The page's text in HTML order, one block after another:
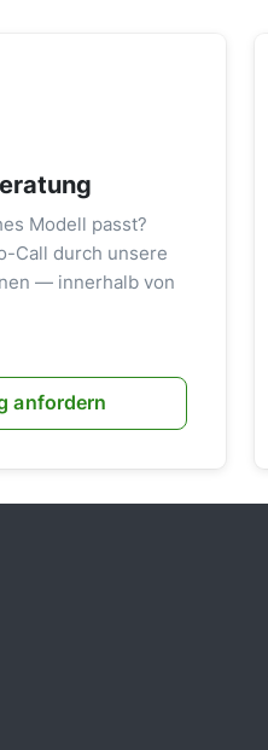
Modell passt?
Call durch unsere
— innerhalb von
anfordern